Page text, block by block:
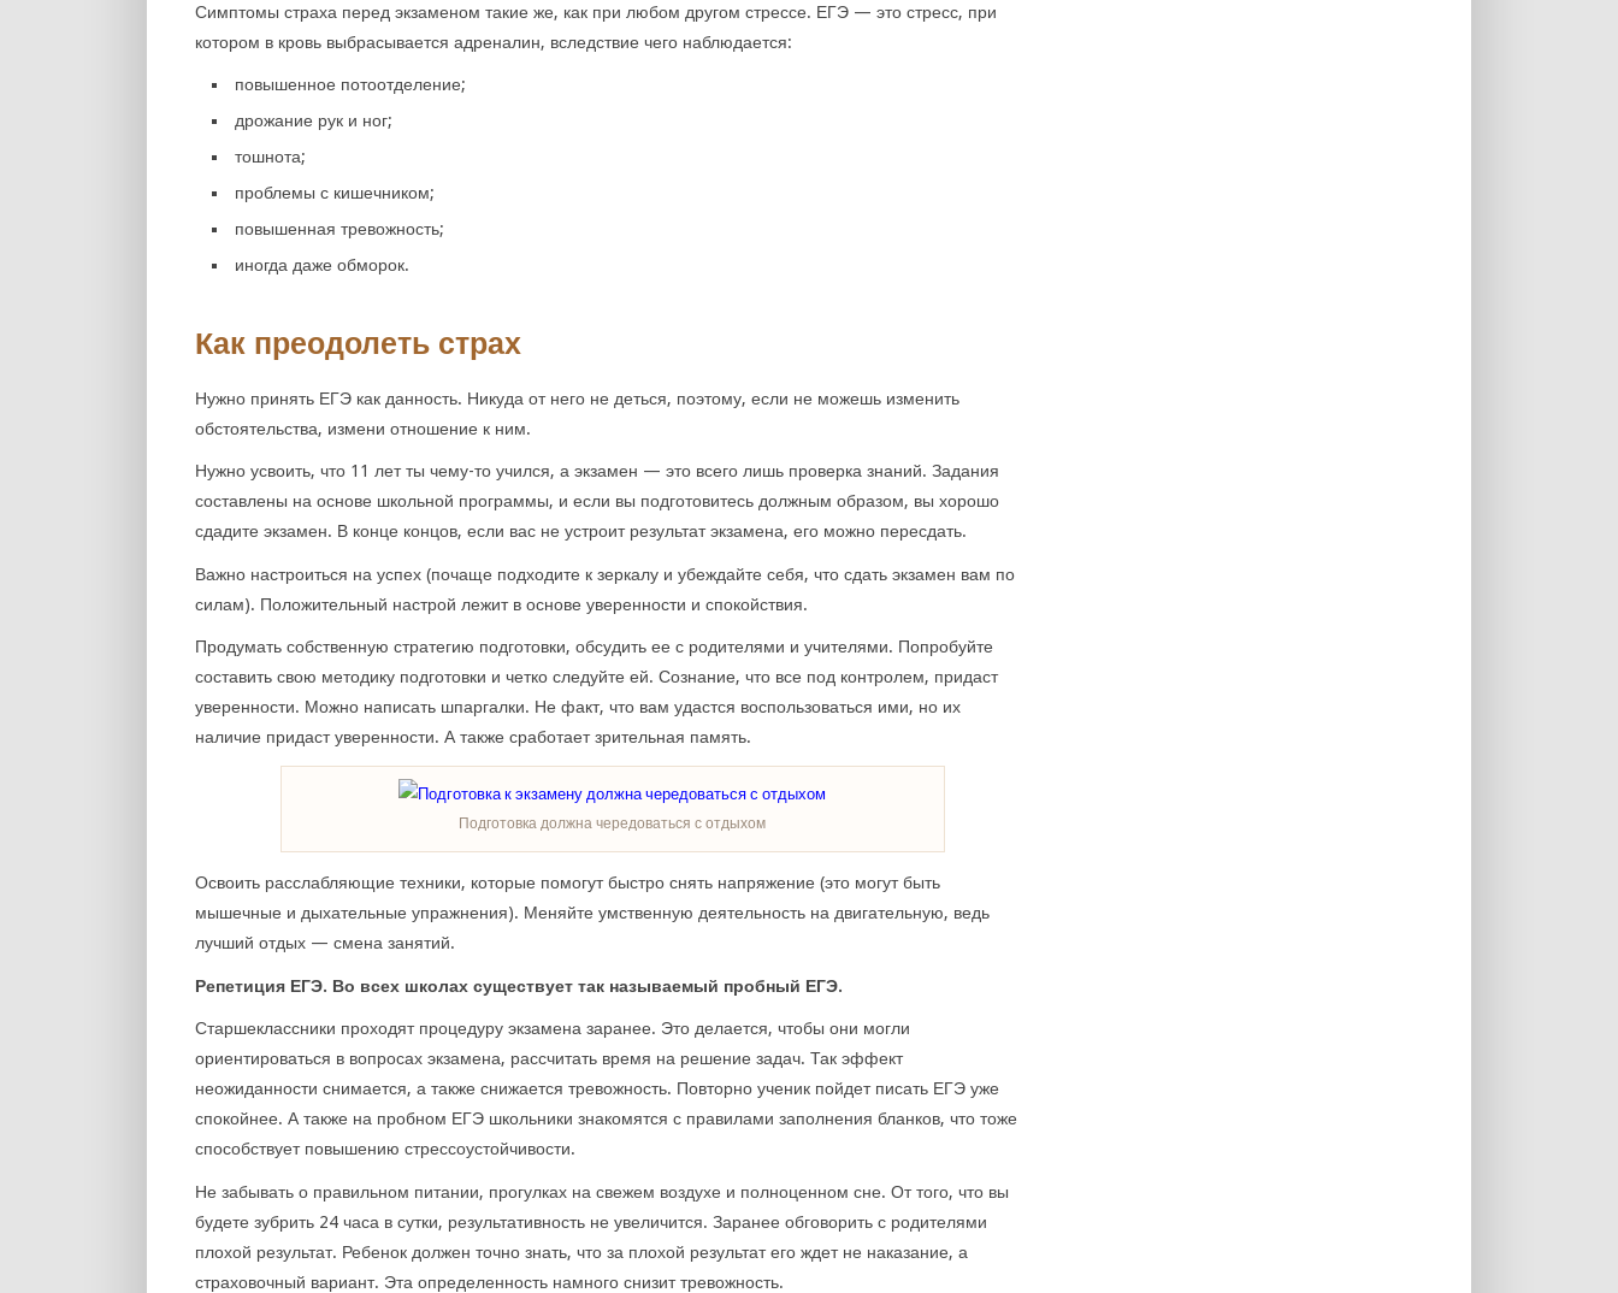
Симптомы страха перед экзаменом такие же, как при любом другом стрессе. ЕГЭ — это стресс, при
котором в кровь выбрасывается адреналин, вследствие чего наблюдается:
повышенное потоотделение;
дрожание рук и ног;
тошнота;
проблемы с кишечником;
повышенная тревожность;
иногда даже обморок.
Как преодолеть страх
Нужно принять ЕГЭ как данность. Никуда от него не деться, поэтому, если не можешь изменить
обстоятельства, измени отношение к ним.
Нужно усвоить, что 11 лет ты чему-то учился, а экзамен — это всего лишь проверка знаний. Задания
составлены на основе школьной программы, и если вы подготовитесь должным образом, вы хорошо
сдадите экзамен. В конце концов, если вас не устроит результат экзамена, его можно пересдать.
Важно настроиться на успех (почаще подходите к зеркалу и убеждайте себя, что сдать экзамен вам по
силам). Положительный настрой лежит в основе уверенности и спокойствия.
Продумать собственную стратегию подготовки, обсудить ее с родителями и учителями. Попробуйте
составить свою методику подготовки и четко следуйте ей. Сознание, что все под контролем, придаст
уверенности. Можно написать шпаргалки. Не факт, что вам удастся воспользоваться ими, но их
наличие придаст уверенности. А также сработает зрительная память.
Подготовка должна чередоваться с отдыхом
Освоить расслабляющие техники, которые помогут быстро снять напряжение (это могут быть
мышечные и дыхательные упражнения). Меняйте умственную деятельность на двигательную, ведь
лучший отдых — смена занятий.
Репетиция ЕГЭ. Во всех школах существует так называемый пробный ЕГЭ.
Старшеклассники проходят процедуру экзамена заранее. Это делается, чтобы они могли
ориентироваться в вопросах экзамена, рассчитать время на решение задач. Так эффект
неожиданности снимается, а также снижается тревожность. Повторно ученик пойдет писать ЕГЭ уже
спокойнее. А также на пробном ЕГЭ школьники знакомятся с правилами заполнения бланков, что тоже
способствует повышению стрессоустойчивости.
Не забывать о правильном питании, прогулках на свежем воздухе и полноценном сне. От того, что вы
будете зубрить 24 часа в сутки, результативность не увеличится. Заранее обговорить с родителями
плохой результат. Ребенок должен точно знать, что за плохой результат его ждет не наказание, а
страховочный вариант. Эта определенность намного снизит тревожность.